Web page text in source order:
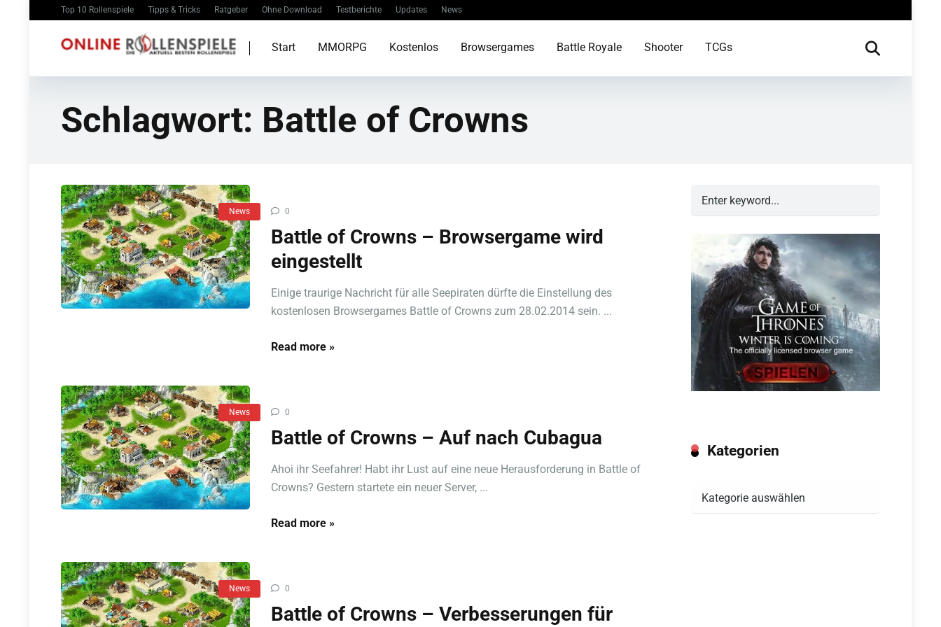
Top 10 Rollenspiele Tipps & Tricks Ratgeber Ohne Download Testberichte Updates News
Start MMORPG Kostenlos Browsergames Battle Royale Shooter TCGs
Schlagwort: Battle of Crowns
News 0
Battle of Crowns – Browsergame wird
eingestellt
Einige traurige Nachricht für alle Seepiraten dürfte die Einstellung des
kostenlosen Browsergames Battle of Crowns zum 28.02.2014 sein. ...
Read more »
News 0
Battle of Crowns – Auf nach Cubagua
Ahoi ihr Seefahrer! Habt ihr Lust auf eine neue Herausforderung in Battle of
Crowns? Gestern startete ein neuer Server, ...
Read more »
News 0
Battle of Crowns – Verbesserungen für
Kategorien